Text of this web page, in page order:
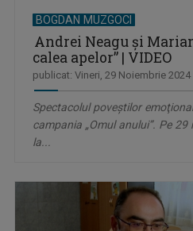
BOGDAN MUZGOCI
Andrei Neagu şi
calea apelor” | VIDEO
publicat: Vineri, 29 Noiembrie 2024
Spectacolul poveştilor
campania „Omul anului”. Pe
la...